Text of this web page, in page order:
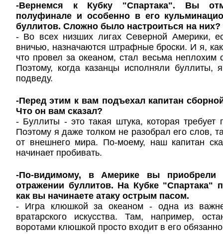
-Вернемся к Кубку "Спартака". Вы
полуфинале и особенно в его
буллитов. Сложно было настроиться на них?
- Во всех низших лигах Северной Америки,
вничью, назначаются штрафные броски. И я,
что провел за океаном, стал весьма неплохим
Поэтому, когда казанцы исполняли буллиты,
подведу.
-Перед этим к вам подъехал капитан
Что он вам сказал?
- Буллиты - это такая штука, которая требует
Поэтому я даже толком не разобрал его слов,
от внешнего мира. По-моему, наш капитан
начинает пробивать.
-По-видимому, в Америке вы
отражении буллитов. На Кубке "Спартака"
как вы начинаете атаку острым пасом.
- Игра клюшкой за океаном - одна из
вратарского искусства. Там, например,
воротами клюшкой просто входит в его